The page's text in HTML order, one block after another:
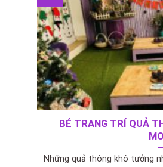
BÉ TRANG TRÍ QUẢ
Những quả thông khô tưởng